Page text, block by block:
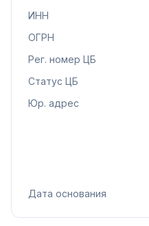
ИНН
ОГРН
Рег. номер ЦБ
Статус ЦБ
Юр. адрес
Дата основания